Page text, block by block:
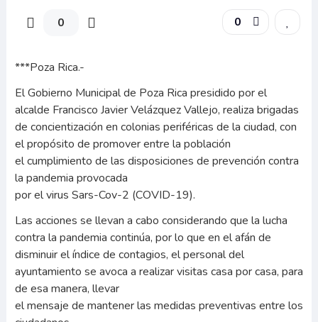
0 0
***Poza Rica.-
El Gobierno Municipal de Poza Rica presidido por el
alcalde Francisco Javier Velázquez Vallejo, realiza brigadas
de concientización en colonias periféricas de la ciudad, con
el propósito de promover entre la población
el cumplimiento de las disposiciones de prevención contra
la pandemia provocada
por el virus Sars-Cov-2 (COVID-19).
Las acciones se llevan a cabo considerando que la lucha
contra la pandemia continúa, por lo que en el afán de
disminuir el índice de contagios, el personal del
ayuntamiento se avoca a realizar visitas casa por casa, para
de esa manera, llevar
el mensaje de mantener las medidas preventivas entre los